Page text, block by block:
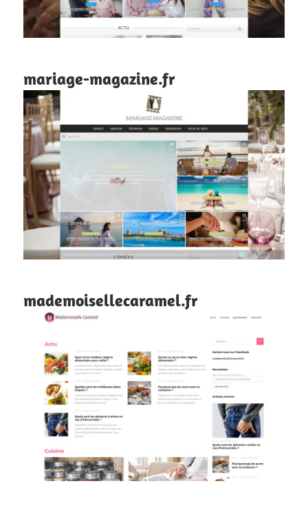
mariage-magazine.fr
mademoisellecaramel.fr